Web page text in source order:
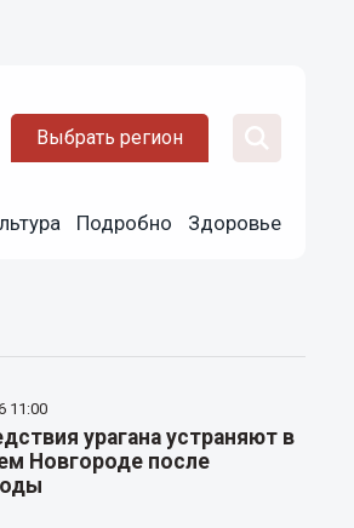
Выбрать регион
Подробно Здоровье
11:00
урагана устраняют в
Новгороде после